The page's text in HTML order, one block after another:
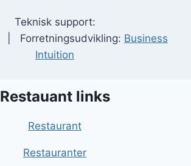
Teknisk support:
| Forretningsudvikling: Business
Intuition
Restauant links
Restaurant
Restauranter